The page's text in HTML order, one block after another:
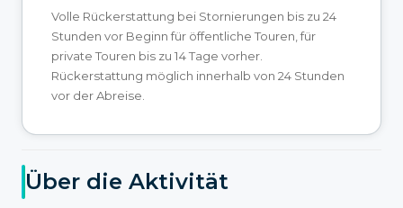
Volle Rückerstattung bei Stornierungen bis zu 24
Stunden vor Beginn für öffentliche Touren, für
private Touren bis zu 14 Tage vorher.
Rückerstattung möglich innerhalb von 24 Stunden
vor der Abreise.
Über die Aktivität